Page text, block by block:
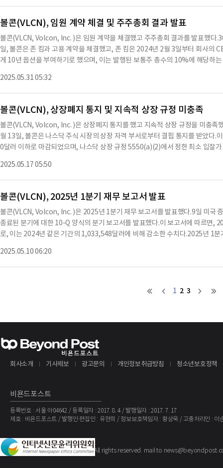
니의 전략 이사로, 전통 금융과 디지털 자산 생태계 간의 관계를 연결할 예정이다
분할로 인해 주주가 보유한 주식 수가 분할 비율로 나누어 떨어지지 않을 경우,
다.주식 분할의 결과로, 발행된 보통주 수는 약 430만 주에서 약 54만 주로 감소
볼콘은 전기 스포츠 차량을 생산하는 최초의 회사로, 지속 가능한 전기 차량을
고 있다.볼콘의 차량 로드맵에는 오프로드 및 도로 주행을 위한 전기 자전거와
2021년 말부터 고객에게 배송되기 시작했다.볼콘은 2024년 LUV 및 UTV 시장
월에 배송했다.볼콘의 전기 차량은 환경적 이점과 거의 무소음 작동으로 아웃도
볼콘(VLCN), 임원 계약 체결 및 주주총회 결과 발표
볼콘(VLCN, Volcon, Inc. )은 임원 계약을 체결했고 주주총회 결과를 발표했다
일, 볼콘은 존 킴과 고용 계약을 체결했고, 존 킴은 2024년 2월 3일부터 회사의
게 10년 옵션을 부여하기로 했으며, 이는 발행된 보통주 총수의 10%에 해당하
된 전환사채의 90% 이상이 만기된 날 중 먼저 도래하는 날에 행사 가능하다.전
사 가능하게 된다.옵션의 유효 기간은 10년이며, 행사 가격은 연례 주주총회 당
은 그렉 엔도와 새로운 고용 계약을 체결했고, 그렉 엔도는 CFO로 계속 재직하
션을 부여하기로 했으며, 이는 발행된 보통주 총수의 4%에 해당하는 577,200
야 한다.이 승인은 연례 주주총회에서 이루어졌다.옵션은 발행일로부터 1년 후
90% 이상이 만기된 날 중 먼저 도래하는 날에 행사 가능하다.전환사채가 만기
다.옵션의 유효 기간은 10년이며, 행사 가격은 연례 주주총회 당일의 보통주 종
25년 주주총회까지 1년 임
2025.05.31 05:32
볼콘(VLCN), 상장폐지 통지 및 지속적 상장 규정 미충족
볼콘(VLCN, Volcon, Inc. )은 상장폐지 통지를 했고 지속적 상장 규정을 미충족
월 13일, 볼콘은 나스닥 주식 시장의 상장 자격 부서로부터 결핍 통지를 받았다.
0달러 이하로 마감되었으며, 나스닥 상장 규정 5550(a)(2)에서 정한 최소 입찰
한 어떤 준수 기간에도 해당되지 않는다.또한, 통지서에서는 볼콘이 2025년 5
경우, 볼콘의 보통주 거래가 2025년 5월 22일 영업 시작과 함께 상장폐지될 것
서를 적시에 제출할 계획이며, 이는 볼콘의 보통주 거래 중단 및 Form 25-NSE
34년 증권 거래법의 요구에 따라, 등록자는 이 보고서에 서명할 권한이 있는 자
자인 그렉 엔도는 2025년 5월 16일에 서명했다.※ 본 컨텐츠는 AI API를 이용하
문과 다를 수 있습니다. 해당 컨텐츠는 투자 참고용이며 투자를 할때는 컨텐츠
2025.05.17 05:50
볼콘(VLCN), 2025년 1분기 재무 보고서 발표
볼콘(VLCN, Volcon, Inc. )은 2025년 1분기 재무 보고서를 발표했다.9일 미국
종료된 분기에 대한 10-Q 양식의 분기 보고서를 발표했다.이 보고서에 따르면,
로, 이는 2024년 같은 기간의 1,033,548달러에 비해 감소한 수치다.2025년 1
서리 및 부품에서 24,345달러가 발생했다.2024년 1분기 동안의 매출은 그룬
브랫에서 532,806달러, 볼콘 유스에서 93,757달러, 그리고 액세서리 및 부품
러(그룬트 EVO), 119,789달러(브랫), 126,101달러(HF1), 131,437달러
024년 1분기 동안의 운영 비용은 3,656,303달러였다.2025년 1분기 동안의
며, 운영 자본은 1,640만
2025.05.10 06:20
1 2 3
회사소개 기사제보 광고문의 개인정보취급방침 청소년보호정책
비욘드포스트
등록번호 : 서울 아04642 / 등록일자 : 2017. 8. 4 / 발행일자 : 2017. 7. 17
제호 : 비욘드포스트 / 발행인·편집인 : 유현희 / 정보보호책임자 : 황상욱 / 고충처리인 : 이
Copyright ©The BeyondPost. All rights reserved. mail to